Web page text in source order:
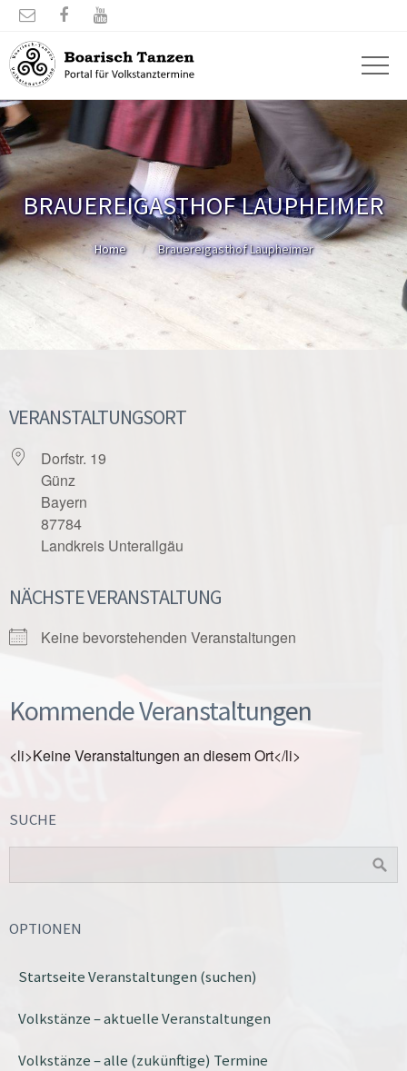
  
BRAUEREIGASTHOF LAUPHEIMER
Home Brauereigasthof Laupheimer
VERANSTALTUNGSORT
Dorfstr. 19
Günz
Bayern
87784
Landkreis Unterallgäu
NÄCHSTE VERANSTALTUNG
Keine bevorstehenden Veranstaltungen
Kommende Veranstaltungen
<li>Keine Veranstaltungen an diesem Ort</li>
SUCHE
OPTIONEN
Startseite Veranstaltungen (suchen)
Volkstänze – aktuelle Veranstaltungen
Volkstänze – alle (zukünftige) Termine